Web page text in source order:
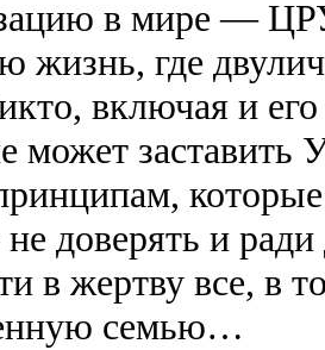
в мире —
жизнь, где
включая и
может заставить
доверять и
в жертву все, в
семью…